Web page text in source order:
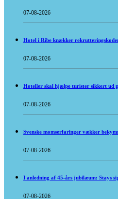
07-08-2026
Hotel i Ribe knækker
07-08-2026
Hoteller skal hjælpe turister sikkert ud
07-08-2026
Svenske momserfaringer vækker
07-08-2026
I anledning af 45-års jubilæum: Stays
07-08-2026